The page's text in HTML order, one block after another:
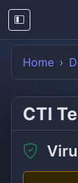
Home
CTI